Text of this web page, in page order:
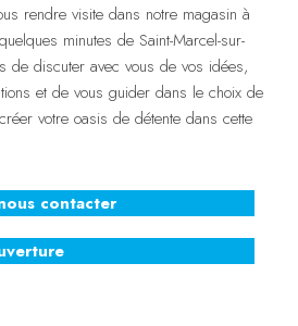
rendre visite dans notre magasin à
minutes de Saint-Marcel-sur-
de discuter avec vous de vos idées,
et de vous guider dans le choix de
votre oasis de détente dans cette
contacter